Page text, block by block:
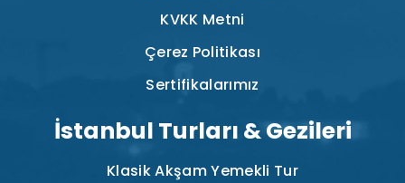
KVKK Metni
Çerez Politikası
Sertifikalarımız
İstanbul Turları & Gezileri
Klasik Akşam Yemekli Tur